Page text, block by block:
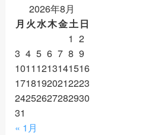
2026年8月
月 火水木金土日
1 2
3 4 5 6 7 8 9
10111213141516
17181920212223
24252627282930
31
« 1月